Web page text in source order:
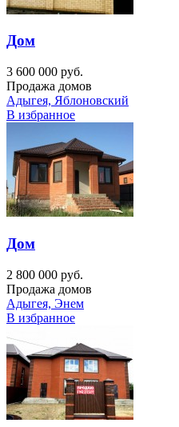
Дом
3 600 000 руб.
Продажа домов
Адыгея, Яблоновский
В избранное
Дом
2 800 000 руб.
Продажа домов
Адыгея, Энем
В избранное